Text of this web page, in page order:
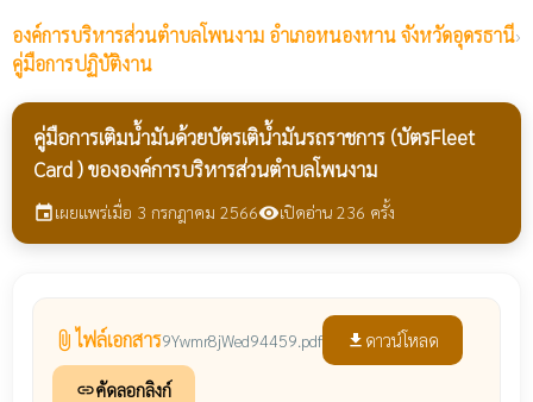
องค์การบริหารส่วนตำบลโพนงาม อำเภอหนองหาน จังหวัดอุดรธานี›
คู่มือการปฏิบัติงาน
คู่มือการเติมน้ำมันด้วยบัตรเติน้ำมันรถราชการ (บัตรFleet
Card ) ขององค์การบริหารส่วนตำบลโพนงาม
eventเผยแพร่เมื่อ 3 กรกฎาคม 2566visibilityเปิดอ่าน 236 ครั้ง
attach_file ไฟล์เอกสาร9Ywmr8jWed94459.pdf file_download ดาวน์โหลด
linkคัดลอกลิงก์